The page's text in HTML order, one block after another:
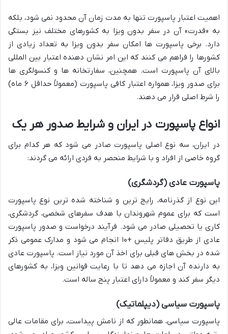
اهمیت اعتبار پاسپورت تنها به مدت زمان آن محدود نمی شود، بلکه
به «قدرت» آن در سفر بدون ویزا به کشورهای مختلف نیز بستگی
دارد. برخی پاسپورت ها امکان سفر بدون ویزا به تعداد زیادی از
کشورها را فراهم می کنند که این امر نشان دهنده اعتبار بین المللی
بالای آن پاسپورت است. همچنین، سفارتخانه ها و کنسولگری ها
برای صدور ویزا، همواره اعتبار کافی پاسپورت (معمولاً حداقل ۶ ماه)
را شرط اصلی قرار می دهند.
انواع پاسپورت در ایران و شرایط صدور هر یک
در ایران، سه نوع اصلی پاسپورت صادر می شود که هر کدام برای
گروه خاصی از افراد و با شرایط منحصر به فردی ارائه می گردند:
پاسپورت عادی (گردشگری)
این نوع از گذرنامه، رایج ترین و شناخته شده ترین نوع پاسپورت
است که برای عموم شهروندان با هدف سفرهای شخصی، گردشگری،
کاری یا تحصیلی صادر می شود. فرآیند درخواست و صدور پاسپورت
عادی از طریق دفاتر پلیس +۱۰ انجام می شود و مدارک عمومی ذکر
شده در بخش های قبلی برای اخذ آن مورد نیاز است. پاسپورت عادی
به دارنده آن اجازه می دهد تا با رعایت قوانین ویزا، به کشورهای
دیگر سفر کند و معمولاً دارای اعتبار پنج ساله است.
پاسپورت سیاسی (دیپلماتیک)
پاسپورت سیاسی، همانطور که از نامش پیداست، برای مقامات عالی